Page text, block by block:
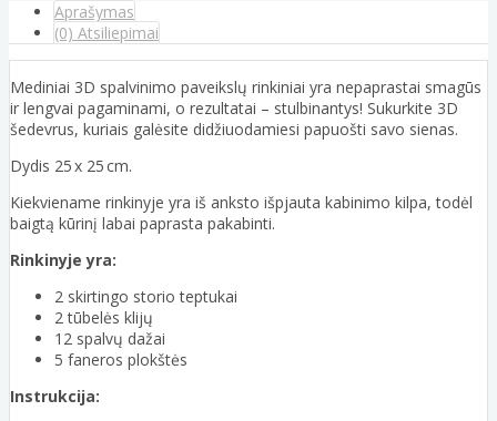
Aprašymas
(0) Atsiliepimai
Mediniai 3D spalvinimo paveikslų rinkiniai yra nepaprastai smagūs
ir lengvai pagaminami, o rezultatai – stulbinantys! Sukurkite 3D
šedevrus, kuriais galėsite didžiuodamiesi papuošti savo sienas.
Dydis 25 x 25 cm.
Kiekviename rinkinyje yra iš anksto išpjauta kabinimo kilpa, todėl
baigtą kūrinį labai paprasta pakabinti.
Rinkinyje yra:
2 skirtingo storio teptukai
2 tūbelės klijų
12 spalvų dažai
5 faneros plokštės
Instrukcija: